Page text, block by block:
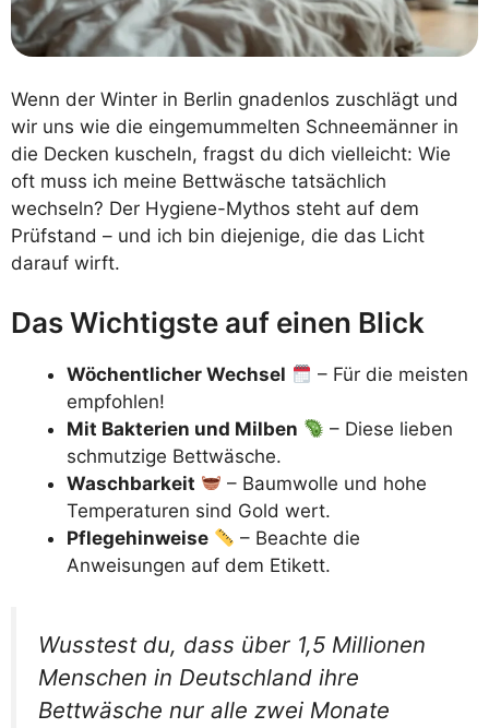
Wenn der Winter in Berlin gnadenlos zuschlägt und
wir uns wie die eingemummelten Schneemänner in
die Decken kuscheln, fragst du dich vielleicht: Wie
oft muss ich meine Bettwäsche tatsächlich
wechseln? Der Hygiene-Mythos steht auf dem
Prüfstand – und ich bin diejenige, die das Licht
darauf wirft.
Das Wichtigste auf einen Blick
Wöchentlicher Wechsel
– Für die meisten
empfohlen!
Mit Bakterien und Milben
– Diese lieben
schmutzige Bettwäsche.
Waschbarkeit
– Baumwolle und hohe
Temperaturen sind Gold wert.
Pflegehinweise
– Beachte die
Anweisungen auf dem Etikett.
Wusstest du, dass über 1,5 Millionen
Menschen in Deutschland ihre
Bettwäsche nur alle zwei Monate